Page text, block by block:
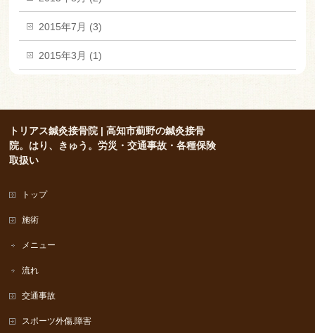
2015年7月 (3)
2015年3月 (1)
トリアス鍼灸接骨院 | 高知市薊野の鍼灸接骨
院。はり、きゅう。労災・交通事故・各種保険
取扱い
トップ
施術
メニュー
流れ
交通事故
スポーツ外傷.障害